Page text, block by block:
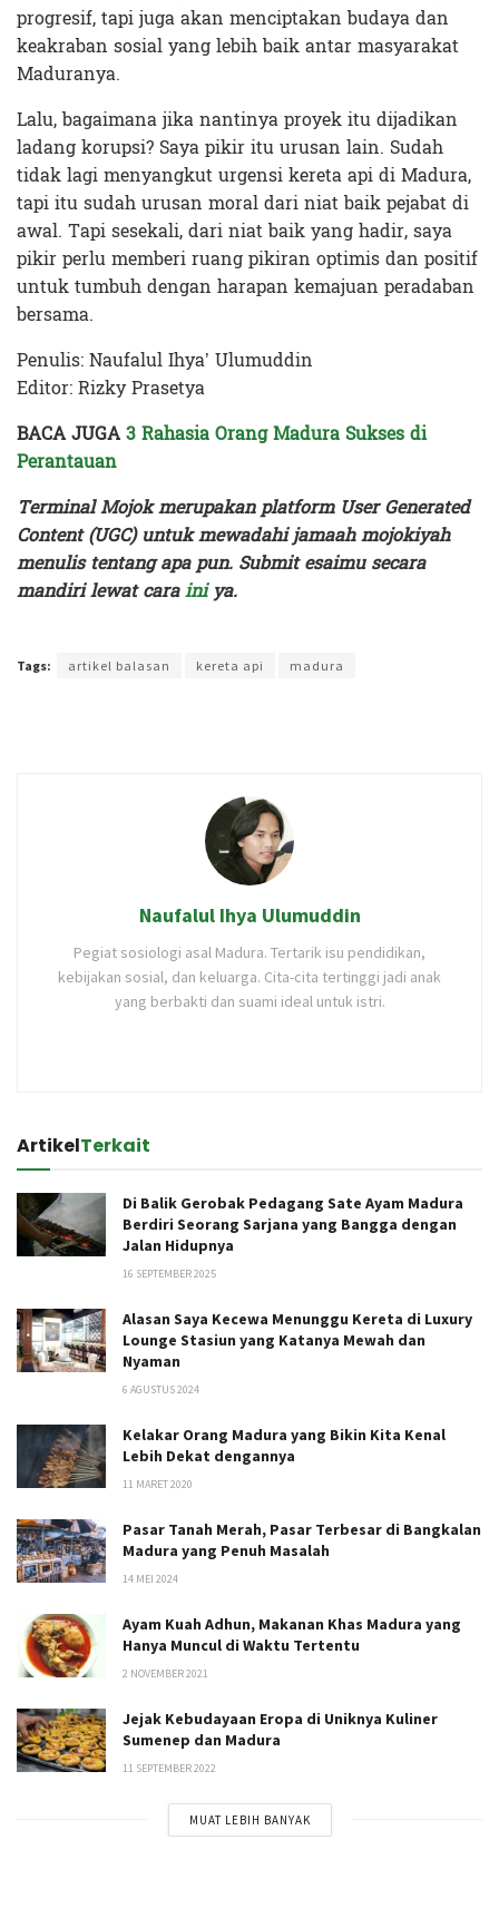
progresif, tapi juga akan menciptakan budaya dan
keakraban sosial yang lebih baik antar masyarakat
Maduranya.
Lalu, bagaimana jika nantinya proyek itu dijadikan
ladang korupsi? Saya pikir itu urusan lain. Sudah
tidak lagi menyangkut urgensi kereta api di Madura,
tapi itu sudah urusan moral dari niat baik pejabat di
awal. Tapi sesekali, dari niat baik yang hadir, saya
pikir perlu memberi ruang pikiran optimis dan positif
untuk tumbuh dengan harapan kemajuan peradaban
bersama.
Penulis: Naufalul Ihya’ Ulumuddin
Editor: Rizky Prasetya
BACA JUGA3 Rahasia Orang Madura Sukses di
Perantauan
Terminal Mojok merupakan platform User Generated
Content (UGC) untuk mewadahi jamaah mojokiyah
menulis tentang apa pun. Submit esaimu secara
mandiri lewat carainiya.
Tags: artikel balasan kereta api madura
Naufalul Ihya Ulumuddin
Pegiat sosiologi asal Madura. Tertarik isu pendidikan,
kebijakan sosial, dan keluarga. Cita-cita tertinggi jadi anak
yang berbakti dan suami ideal untuk istri.
ArtikelTerkait
Di Balik Gerobak Pedagang Sate Ayam Madura
Berdiri Seorang Sarjana yang Bangga dengan
Jalan Hidupnya
16 SEPTEMBER 2025
Alasan Saya Kecewa Menunggu Kereta di Luxury
Lounge Stasiun yang Katanya Mewah dan
Nyaman
6 AGUSTUS 2024
Kelakar Orang Madura yang Bikin Kita Kenal
Lebih Dekat dengannya
11 MARET 2020
Pasar Tanah Merah, Pasar Terbesar di Bangkalan
Madura yang Penuh Masalah
14 MEI 2024
Ayam Kuah Adhun, Makanan Khas Madura yang
Hanya Muncul di Waktu Tertentu
2 NOVEMBER 2021
Jejak Kebudayaan Eropa di Uniknya Kuliner
Sumenep dan Madura
11 SEPTEMBER 2022
MUAT LEBIH BANYAK